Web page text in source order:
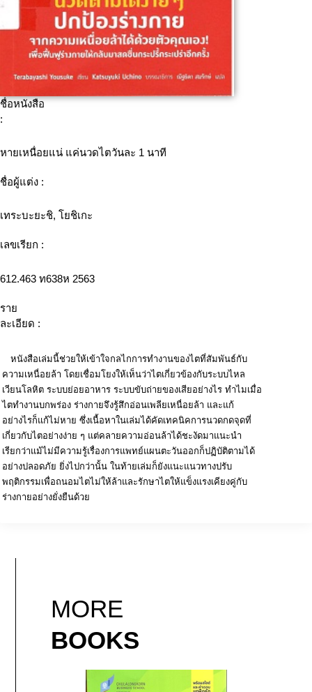
ชื่อหนังสือ
:
หายเหนื่อยแน่ แค่นวดไตวันละ 1 นาที
ชื่อผู้แต่ง :
เทระบะยะชิ, โยชิเกะ
เลขเรียก :
612.463 ท638ห 2563
ราย
ละเอียด :
หนังสือเล่มนี้ช่วยให้เข้าใจกลไกการทำงานของไตที่สัมพันธ์กับ
ความเหนื่อยล้า โดยเชื่อมโยงให้เห็นว่าไตเกี่ยวข้องกับระบบไหล
เวียนโลหิต ระบบย่อยอาหาร ระบบขับถ่ายของเสียอย่างไร ทำไมเมื่อ
ไตทำงานบกพร่อง ร่างกายจึงรู้สึกอ่อนเพลียเหนื่อยล้า และแก้
อย่างไรก็แก้ไม่หาย ซึ่งเนื้อหาในเล่มได้คัดเทคนิคการนวดกดจุดที่
เกี่ยวกับไตอย่างง่าย ๆ แต่คลายความอ่อนล้าได้ชะงัดมาแนะนำ
เรียกว่าแม้ไม่มีความรู้เรื่องการแพทย์แผนตะวันออกก็ปฏิบัติตามได้
อย่างปลอดภัย ยิ่งไปกว่านั้น ในท้ายเล่มก็ยังแนะแนวทางปรับ
พฤติกรรมเพื่อถนอมไตไม่ให้ล้าและรักษาไตให้แข็งแรงเคียงคู่กับ
ร่างกายอย่างยั่งยืนด้วย
MORE
BOOKS